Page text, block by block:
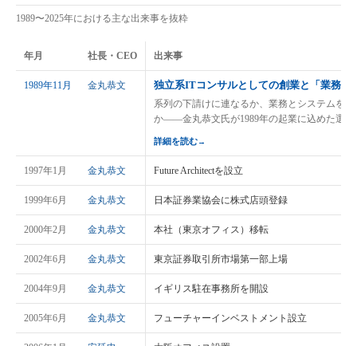
1989〜2025年における主な出来事を抜粋
年月 社長・CEO 出来事
1989年11月 金丸恭文 独立系ITコンサルとしての創業と「業務と
系列の下請けに連なるか、業務とシステムを
か——金丸恭文氏が1989年の起業に込めた選択
詳細を読む→
1997年1月 金丸恭文 Future Architectを設立
1999年6月 金丸恭文 日本証券業協会に株式店頭登録
2000年2月 金丸恭文 本社（東京オフィス）移転
2002年6月 金丸恭文 東京証券取引所市場第一部上場
2004年9月 金丸恭文 イギリス駐在事務所を開設
2005年6月 金丸恭文 フューチャーインベストメント設立